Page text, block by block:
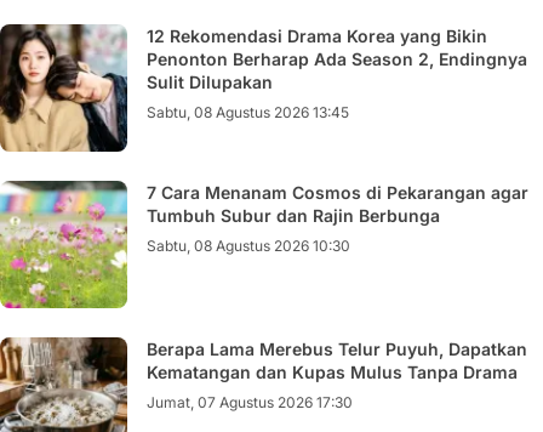
12 Rekomendasi Drama Korea yang Bikin
Penonton Berharap Ada Season 2, Endingnya
Sulit Dilupakan
Sabtu, 08 Agustus 2026 13:45
7 Cara Menanam Cosmos di Pekarangan agar
Tumbuh Subur dan Rajin Berbunga
Sabtu, 08 Agustus 2026 10:30
Berapa Lama Merebus Telur Puyuh, Dapatkan
Kematangan dan Kupas Mulus Tanpa Drama
Jumat, 07 Agustus 2026 17:30